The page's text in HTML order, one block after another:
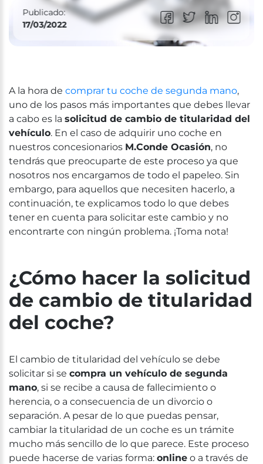
Publicado:
17/03/2022
A la hora de comprar tu coche de segunda mano,
uno de los pasos más importantes que debes llevar
a cabo es la solicitud de cambio de titularidad del
vehículo. En el caso de adquirir uno coche en
nuestros concesionarios M.Conde Ocasión, no
tendrás que preocuparte de este proceso ya que
nosotros nos encargamos de todo el papeleo. Sin
embargo, para aquellos que necesiten hacerlo, a
continuación, te explicamos todo lo que debes
tener en cuenta para solicitar este cambio y no
encontrarte con ningún problema. ¡Toma nota!
¿Cómo hacer la solicitud
de cambio de titularidad
del coche?
El cambio de titularidad del vehículo se debe
solicitar si se compra un vehículo de segunda
mano, si se recibe a causa de fallecimiento o
herencia, o a consecuencia de un divorcio o
separación. A pesar de lo que puedas pensar,
cambiar la titularidad de un coche es un trámite
mucho más sencillo de lo que parece. Este proceso
puede hacerse de varias forma: online o a través de